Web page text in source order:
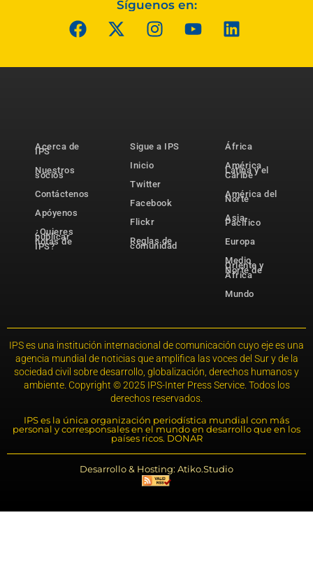
Síguenos en:
Acerca de
IPS
Nuestros
socios
Contáctenos
Apóyenos
¿Quieres
publicar
notas de
IPS?
Sigue a IPS
Inicio
Twitter
Facebook
Flickr
Reglas de
comunidad
África
América
Latina y el
Caribe
América del
Norte
Asia-
Pacífico
Europa
Medio
Oriente y
Norte de
África
Mundo
IPS es una institución internacional de comunicación cuyo eje es una
agencia mundial de noticias que amplifica las voces del Sur y de la
sociedad civil sobre desarrollo, globalización, derechos humanos y
ambiente. Copyright © 2025 IPS-Inter Press Service. Todos los
derechos reservados.
IPS es la única organización periodística mundial con más
personal y corresponsales en el mundo en desarrollo que en los
países ricos. DONAR
Desarrollo & Hosting: Atiko.Studio